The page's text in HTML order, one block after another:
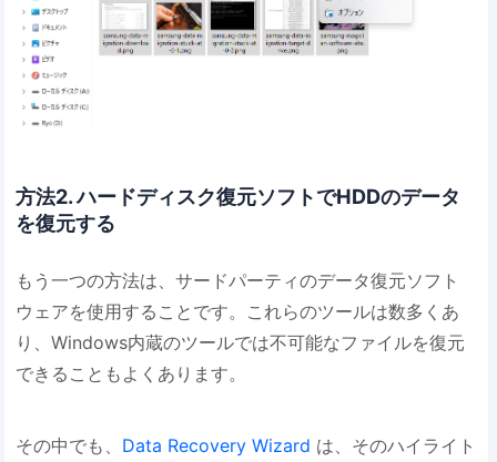
方法2. ハードディスク復元ソフトでHDDのデータ
を復元する
もう一つの方法は、サードパーティのデータ復元ソフト
ウェアを使用することです。これらのツールは数多くあ
り、Windows内蔵のツールでは不可能なファイルを復元
できることもよくあります。
その中でも、 Data Recovery Wizard は、そのハイライト